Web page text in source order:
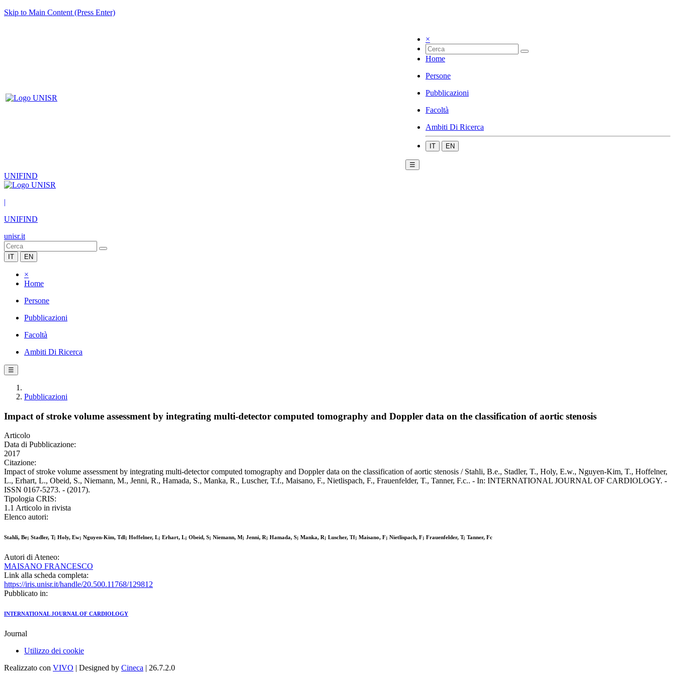
Skip to Main Content (Press Enter)
×
Home
Persone
Pubblicazioni
Facoltà
Ambiti Di Ricerca
IT EN
☰
UNIFIND
|
UNIFIND
unisr.it
IT EN
×
Home
Persone
Pubblicazioni
Facoltà
Ambiti Di Ricerca
☰
Pubblicazioni
Impact of stroke volume assessment by integrating multi-detector computed tomography and Doppler data on the classification of aortic stenosis
Articolo
Data di Pubblicazione:
2017
Citazione:
Impact of stroke volume assessment by integrating multi-detector computed tomography and Doppler data on the classification of aortic stenosis / Stahli, B.e., Stadler, T., Holy, E.w., Nguyen-Kim, T., Hoffelner,
L., Erhart, L., Obeid, S., Niemann, M., Jenni, R., Hamada, S., Manka, R., Luscher, T.f., Maisano, F., Nietlispach, F., Frauenfelder, T., Tanner, F.c.. - In: INTERNATIONAL JOURNAL OF CARDIOLOGY. -
ISSN 0167-5273. - (2017).
Tipologia CRIS:
1.1 Articolo in rivista
Elenco autori:
Stahli, Be; Stadler, T; Holy, Ew; Nguyen-Kim, Tdl; Hoffelner, L; Erhart, L; Obeid, S; Niemann, M; Jenni, R; Hamada, S; Manka, R; Luscher, Tf; Maisano, F; Nietlispach, F; Frauenfelder, T; Tanner, Fc
Autori di Ateneo:
MAISANO FRANCESCO
Link alla scheda completa:
https://iris.unisr.it/handle/20.500.11768/129812
Pubblicato in:
INTERNATIONAL JOURNAL OF CARDIOLOGY
Journal
Utilizzo dei cookie
Realizzato con VIVO | Designed by Cineca | 26.7.2.0